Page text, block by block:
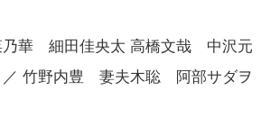
華 細田佳央太 高橋文哉 中沢元
竹野内豊 妻夫木聡 阿部サダヲ